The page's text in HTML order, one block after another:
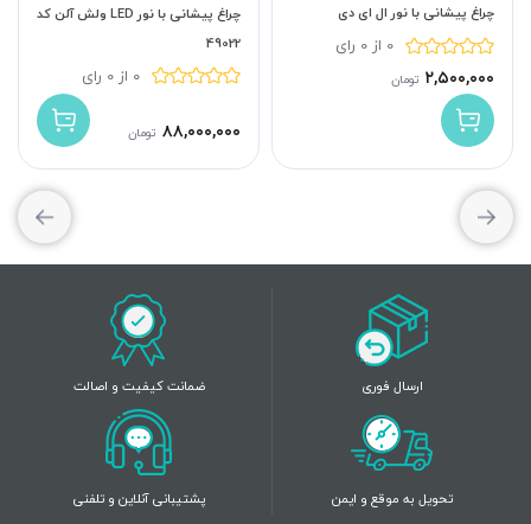
چراغ پیشانی با نور ال ای دی
0 از 0 رای
۲,۵۰۰,۰۰۰ تومان
چراغ پیشانی با نور LED ولش آلن کد
49022
0 از 0 رای
۸۸,۰۰۰,۰۰۰ تومان
ارسال فوری ضمانت کیفیت و اصالت
تحویل به موقع و ایمن پشتیبانی آنلاین و تلفنی